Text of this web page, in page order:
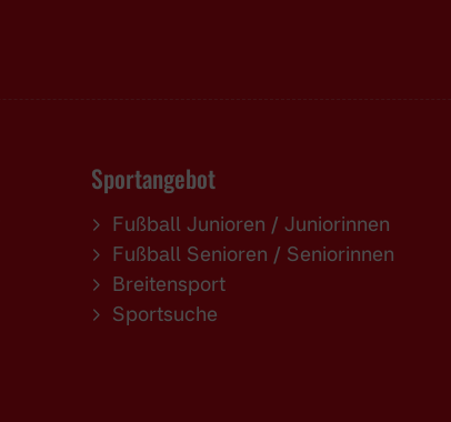
Sportangebot
Fußball Junioren / Juniorinnen
Fußball Senioren / Seniorinnen
Breitensport
Sportsuche